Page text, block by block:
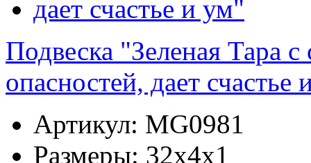
Подвеска "Зеленая Тара
опасностей, дает счастье
Артикул: MG0981
Размеры: 32х4х1